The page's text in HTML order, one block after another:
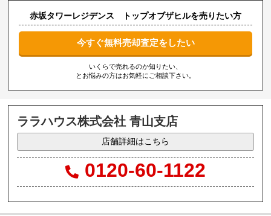
赤坂タワーレジデンス トップオブザヒルを売りたい方
今すぐ無料売却査定をしたい
いくらで売れるのか知りたい、
とお悩みの方はお気軽にご相談下さい。
ララハウス株式会社 青山支店
店舗詳細はこちら
0120-60-1122